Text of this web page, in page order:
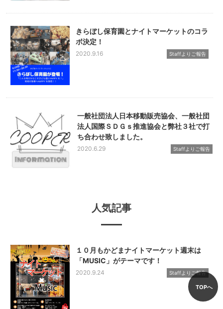
きらぼし保育園とナイトマーケットのコラ
ボ決定！
2020.9.16 Staffよりご報告
一般社団法人日本移動販売協会、一般社団
法人国際ＳＤＧｓ推進協会と弊社３社で打
ち合わせ致しました。
2020.6.29 Staffよりご報告
人気記事
１０月もかどまナイトマーケット週末は
「MUSIC」がテーマです！
2020.9.24 Staffよりご報告
TOPへ